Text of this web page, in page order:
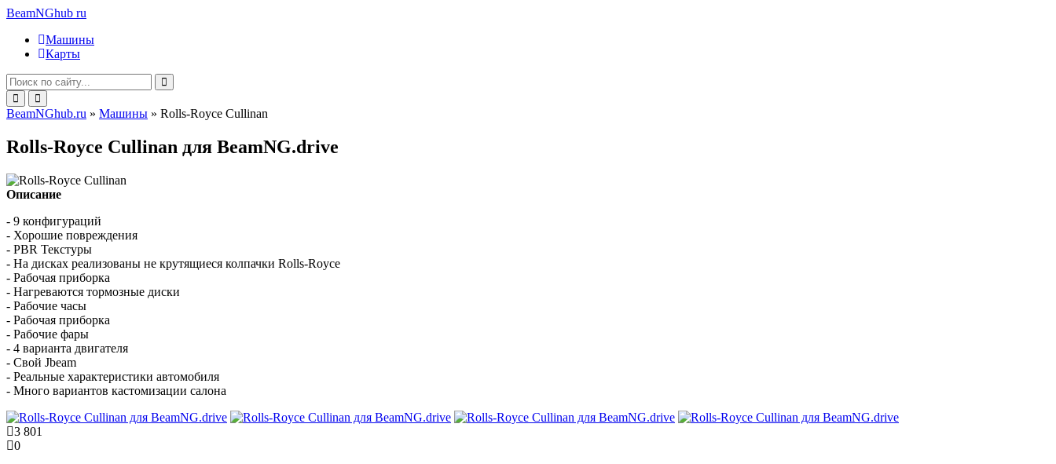
BeamNGhub ru
Машины
Карты
BeamNGhub.ru » Машины » Rolls-Royce Cullinan
Rolls-Royce Cullinan для BeamNG.drive
Описание
- 9 конфигураций
- Хорошие повреждения
- PBR Текстуры
- На дисках реализованы не крутящиеся колпачки Rolls-Royce
- Рабочая приборка
- Нагреваются тормозные диски
- Рабочие часы
- Рабочая приборка
- Рабочие фары
- 4 варианта двигателя
- Свой Jbeam
- Реальные характеристики автомобиля
- Много вариантов кастомизации салона
3 801
0